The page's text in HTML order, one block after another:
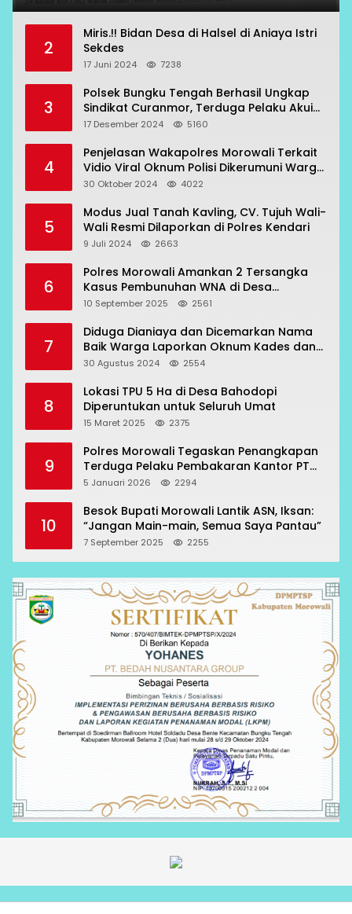
2
Miris.!! Bidan Desa di Halsel di Aniaya Istri
Sekdes
17 Juni 2024 7238
3
Polsek Bungku Tengah Berhasil Ungkap
Sindikat Curanmor, Terduga Pelaku Akui
Beraksi di 7 Lokasi
17 Desember 2024 5160
4
Penjelasan Wakapolres Morowali Terkait
Vidio Viral Oknum Polisi Dikerumuni Warga
Bahodopi
30 Oktober 2024 4022
5
Modus Jual Tanah Kavling, CV. Tujuh Wali-
Wali Resmi Dilaporkan di Polres Kendari
9 Juli 2024 2663
6
Polres Morowali Amankan 2 Tersangka
Kasus Pembunuhan WNA di Desa
Topogaro
10 September 2025 2561
7
Diduga Dianiaya dan Dicemarkan Nama
Baik Warga Laporkan Oknum Kades dan
Oknum Polisi
30 Agustus 2024 2554
8
Lokasi TPU 5 Ha di Desa Bahodopi
Diperuntukan untuk Seluruh Umat
15 Maret 2025 2375
9
Polres Morowali Tegaskan Penangkapan
Terduga Pelaku Pembakaran Kantor PT
RCP Sesuai Prosedur
5 Januari 2026 2294
10
Besok Bupati Morowali Lantik ASN, Iksan:
“Jangan Main-main, Semua Saya Pantau”
7 September 2025 2255